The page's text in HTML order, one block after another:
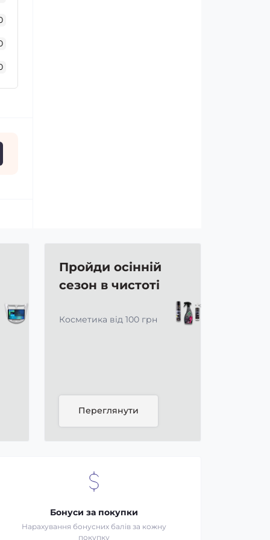
Пройди осінній
сезон в чистоті
Косметика від 100 грн
Переглянути
Бонуси за покупки
Нарахування бонусних балів за кожну
покупку